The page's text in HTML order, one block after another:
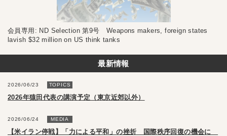
会員専用: ND Selection 第9号 Weapons makers, foreign states
lavish $32 million on US think tanks
最新情報
2026/06/23 TOPICS
2026年猿田代表の講演予定（東京近郊以外）
2026/06/24 MEDIA
【米イラン停戦】「力による平和」の挫折 国際秩序回復の機会に